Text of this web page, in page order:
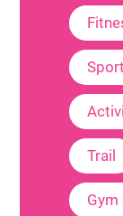
Trail
Gym